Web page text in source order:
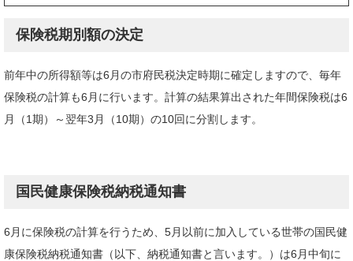
保険税期別額の決定
前年中の所得額等は6月の市府民税決定時期に確定しますので、毎年
保険税の計算も6月に行います。計算の結果算出された年間保険税は6
月（1期）～翌年3月（10期）の10回に分割します。
国民健康保険税納税通知書
6月に保険税の計算を行うため、5月以前に加入している世帯の国民健
康保険税納税通知書（以下、納税通知書と言います。）は6月中旬に